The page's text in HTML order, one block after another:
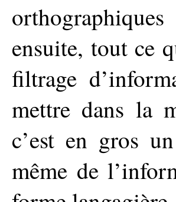
ensuite, tout ce
filtrage
mettre dans la
c’est en gros
même de